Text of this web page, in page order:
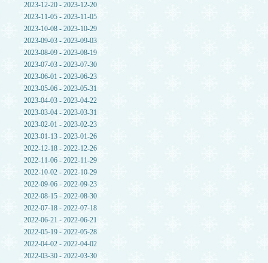
2023-12-20 - 2023-12-20
2023-11-05 - 2023-11-05
2023-10-08 - 2023-10-29
2023-09-03 - 2023-09-03
2023-08-09 - 2023-08-19
2023-07-03 - 2023-07-30
2023-06-01 - 2023-06-23
2023-05-06 - 2023-05-31
2023-04-03 - 2023-04-22
2023-03-04 - 2023-03-31
2023-02-01 - 2023-02-23
2023-01-13 - 2023-01-26
2022-12-18 - 2022-12-26
2022-11-06 - 2022-11-29
2022-10-02 - 2022-10-29
2022-09-06 - 2022-09-23
2022-08-15 - 2022-08-30
2022-07-18 - 2022-07-18
2022-06-21 - 2022-06-21
2022-05-19 - 2022-05-28
2022-04-02 - 2022-04-02
2022-03-30 - 2022-03-30